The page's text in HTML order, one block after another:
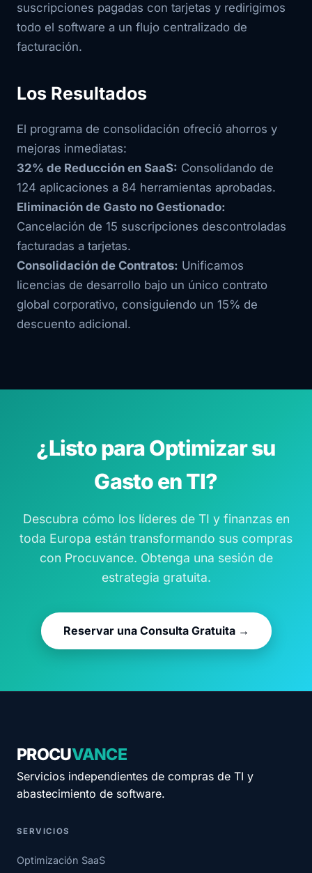
suscripciones pagadas con tarjetas y redirigimos
todo el software a un flujo centralizado de
facturación.
Los Resultados
El programa de consolidación ofreció ahorros y
mejoras inmediatas:
32% de Reducción en SaaS: Consolidando de
124 aplicaciones a 84 herramientas aprobadas.
Eliminación de Gasto no Gestionado:
Cancelación de 15 suscripciones descontroladas
facturadas a tarjetas.
Consolidación de Contratos: Unificamos
licencias de desarrollo bajo un único contrato
global corporativo, consiguiendo un 15% de
descuento adicional.
¿Listo para Optimizar su
Gasto en TI?
Descubra cómo los líderes de TI y finanzas en
toda Europa están transformando sus compras
con Procuvance. Obtenga una sesión de
estrategia gratuita.
Reservar una Consulta Gratuita →
PROCUVANCE
Servicios independientes de compras de TI y
abastecimiento de software.
SERVICIOS
Optimización SaaS